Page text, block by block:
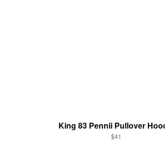
King 83 Pennii Pullover
$41